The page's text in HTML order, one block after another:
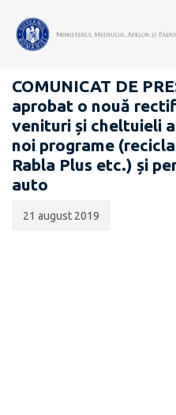
COMUNICATE DE PRESĂ
COMUNICAT DE
aprobat o nouă
venituri și cheltuieli
noi programe
Rabla Plus etc.) și
auto
publicării:
21 august 2019